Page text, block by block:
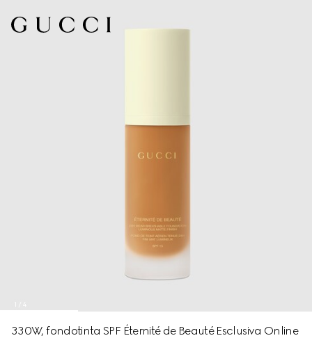
4
330W, fondotinta SPF Éternité de Beauté Esclusiva Online